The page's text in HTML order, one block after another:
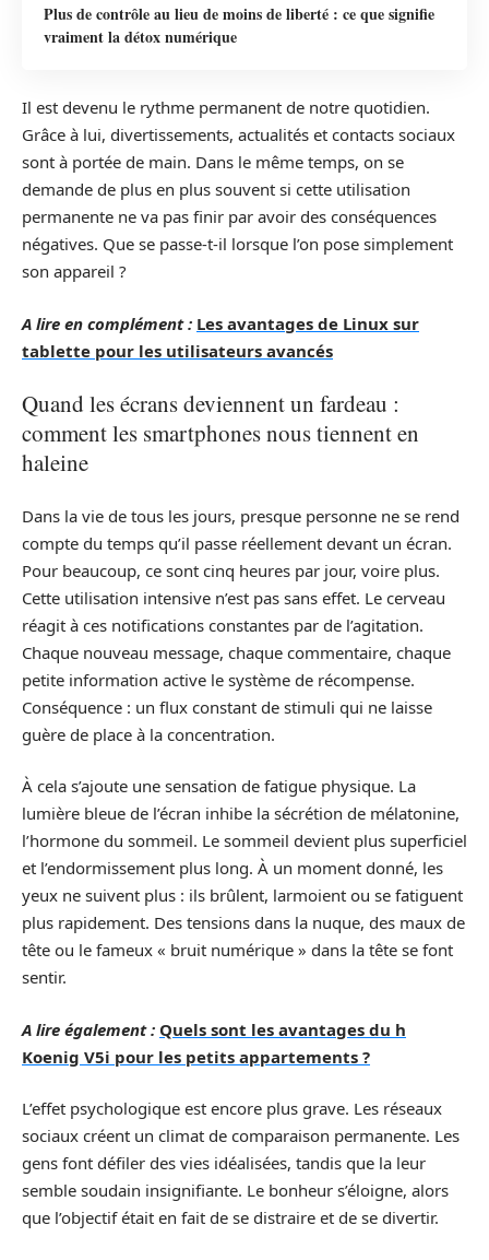
Plus de contrôle au lieu de moins de liberté : ce que signifie
vraiment la détox numérique
Il est devenu le rythme permanent de notre quotidien.
Grâce à lui, divertissements, actualités et contacts sociaux
sont à portée de main. Dans le même temps, on se
demande de plus en plus souvent si cette utilisation
permanente ne va pas finir par avoir des conséquences
négatives. Que se passe-t-il lorsque l’on pose simplement
son appareil ?
A lire en complément : Les avantages de Linux sur
tablette pour les utilisateurs avancés
Quand les écrans deviennent un fardeau :
comment les smartphones nous tiennent en
haleine
Dans la vie de tous les jours, presque personne ne se rend
compte du temps qu’il passe réellement devant un écran.
Pour beaucoup, ce sont cinq heures par jour, voire plus.
Cette utilisation intensive n’est pas sans effet. Le cerveau
réagit à ces notifications constantes par de l’agitation.
Chaque nouveau message, chaque commentaire, chaque
petite information active le système de récompense.
Conséquence : un flux constant de stimuli qui ne laisse
guère de place à la concentration.
À cela s’ajoute une sensation de fatigue physique. La
lumière bleue de l’écran inhibe la sécrétion de mélatonine,
l’hormone du sommeil. Le sommeil devient plus superficiel
et l’endormissement plus long. À un moment donné, les
yeux ne suivent plus : ils brûlent, larmoient ou se fatiguent
plus rapidement. Des tensions dans la nuque, des maux de
tête ou le fameux « bruit numérique » dans la tête se font
sentir.
A lire également : Quels sont les avantages du h
Koenig V5i pour les petits appartements ?
L’effet psychologique est encore plus grave. Les réseaux
sociaux créent un climat de comparaison permanente. Les
gens font défiler des vies idéalisées, tandis que la leur
semble soudain insignifiante. Le bonheur s’éloigne, alors
que l’objectif était en fait de se distraire et de se divertir.